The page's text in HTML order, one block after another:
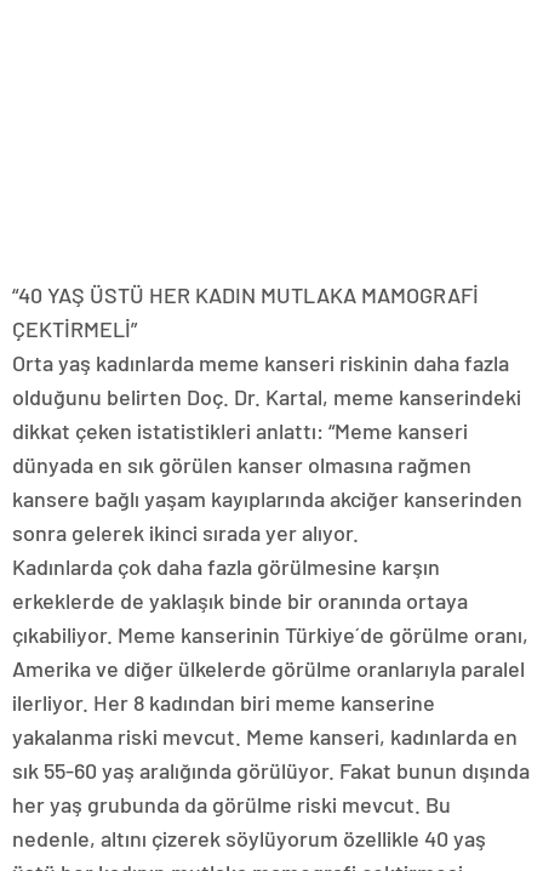
“40 YAŞ ÜSTÜ HER KADIN MUTLAKA MAMOGRAFİ
ÇEKTİRMELİ”
Orta yaş kadınlarda meme kanseri riskinin daha fazla
olduğunu belirten Doç. Dr. Kartal, meme kanserindeki
dikkat çeken istatistikleri anlattı: “Meme kanseri
dünyada en sık görülen kanser olmasına rağmen
kansere bağlı yaşam kayıplarında akciğer kanserinden
sonra gelerek ikinci sırada yer alıyor.
Kadınlarda çok daha fazla görülmesine karşın
erkeklerde de yaklaşık binde bir oranında ortaya
çıkabiliyor. Meme kanserinin Türkiye´de görülme oranı,
Amerika ve diğer ülkelerde görülme oranlarıyla paralel
ilerliyor. Her 8 kadından biri meme kanserine
yakalanma riski mevcut. Meme kanseri, kadınlarda en
sık 55-60 yaş aralığında görülüyor. Fakat bunun dışında
her yaş grubunda da görülme riski mevcut. Bu
nedenle, altını çizerek söylüyorum özellikle 40 yaş